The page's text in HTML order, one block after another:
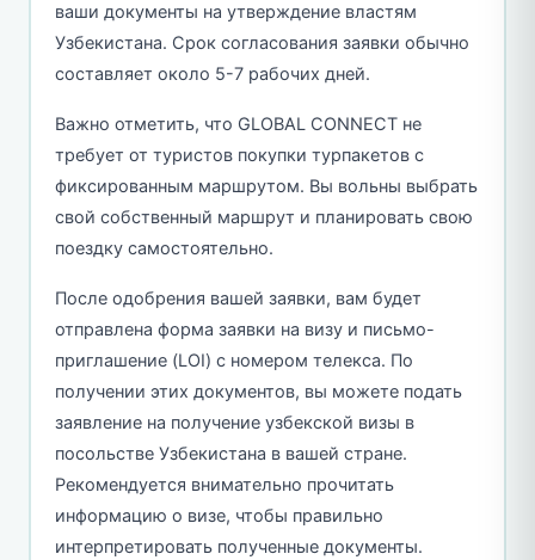
ваши документы на утверждение властям
Узбекистана. Срок согласования заявки обычно
составляет около 5-7 рабочих дней.
Важно отметить, что GLOBAL CONNECT не
требует от туристов покупки турпакетов с
фиксированным маршрутом. Вы вольны выбрать
свой собственный маршрут и планировать свою
поездку самостоятельно.
После одобрения вашей заявки, вам будет
отправлена форма заявки на визу и письмо-
приглашение (LOI) с номером телекса. По
получении этих документов, вы можете подать
заявление на получение узбекской визы в
посольстве Узбекистана в вашей стране.
Рекомендуется внимательно прочитать
информацию о визе, чтобы правильно
интерпретировать полученные документы.